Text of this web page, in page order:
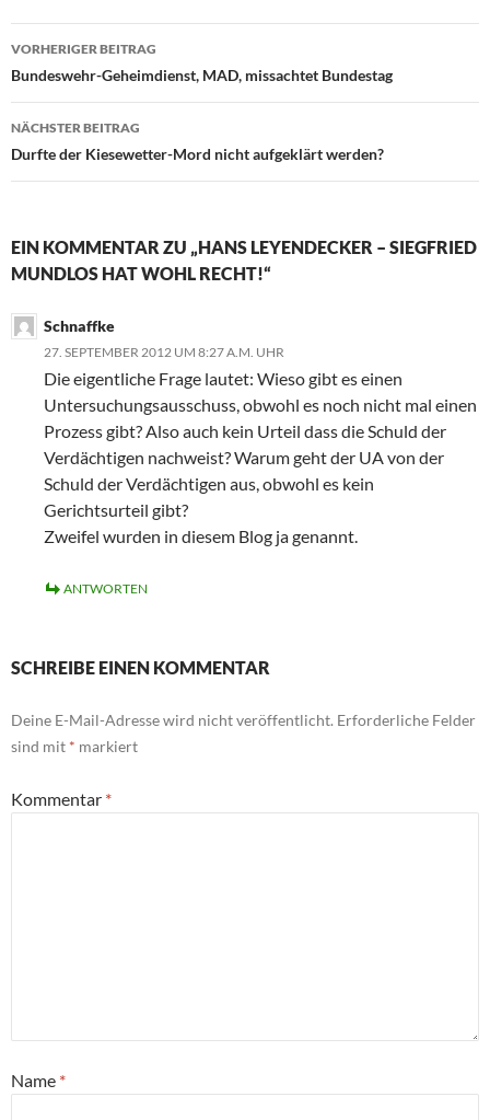
Beitragsnavigation
VORHERIGER BEITRAG
Bundeswehr-Geheimdienst, MAD, missachtet Bundestag
NÄCHSTER BEITRAG
Durfte der Kiesewetter-Mord nicht aufgeklärt werden?
EIN KOMMENTAR ZU „HANS LEYENDECKER – SIEGFRIED
MUNDLOS HAT WOHL RECHT!“
Schnaffke
27. SEPTEMBER 2012 UM 8:27 A.M. UHR
Die eigentliche Frage lautet: Wieso gibt es einen
Untersuchungsausschuss, obwohl es noch nicht mal einen
Prozess gibt? Also auch kein Urteil dass die Schuld der
Verdächtigen nachweist? Warum geht der UA von der
Schuld der Verdächtigen aus, obwohl es kein
Gerichtsurteil gibt?
Zweifel wurden in diesem Blog ja genannt.
ANTWORTEN
SCHREIBE EINEN KOMMENTAR
Deine E-Mail-Adresse wird nicht veröffentlicht. Erforderliche Felder
sind mit * markiert
Kommentar *
Name *